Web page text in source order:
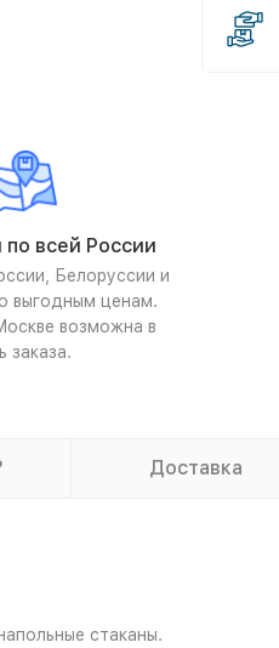
всей России
Белоруссии и
выгодным ценам.
возможна в
заказа.
Доставка
стаканы.